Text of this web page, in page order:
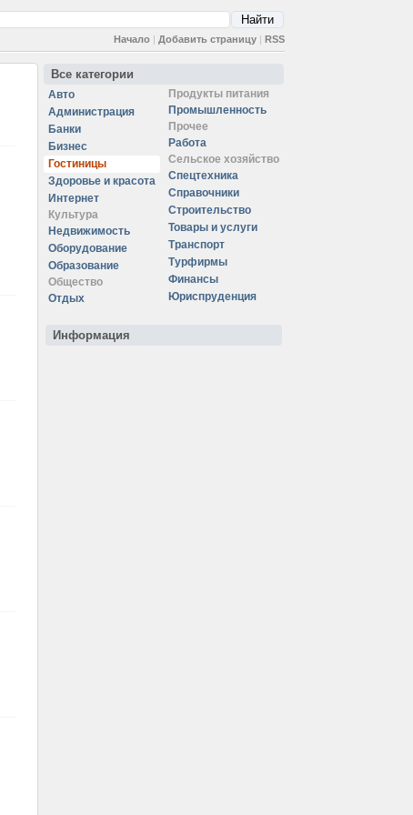
Начало | Добавить страницу | RSS
Все категории
Авто
Администрация
Банки
Бизнес
Гостиницы
Здоровье и красота
Интернет
Культура
Недвижимость
Оборудование
Образование
Общество
Отдых
Продукты питания
Промышленность
Прочее
Работа
Сельское хозяйство
Спецтехника
Справочники
Строительство
Товары и услуги
Транспорт
Турфирмы
Финансы
Юриспруденция
Информация